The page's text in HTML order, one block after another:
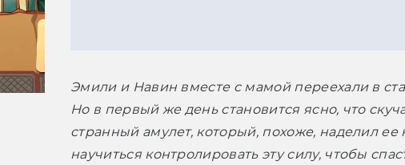
Эмили и Навин вместе с мамой переехали в
Но в первый же день становится ясно, что
странный амулет, который, похоже, наделил ее
научиться контролировать эту силу, чтобы